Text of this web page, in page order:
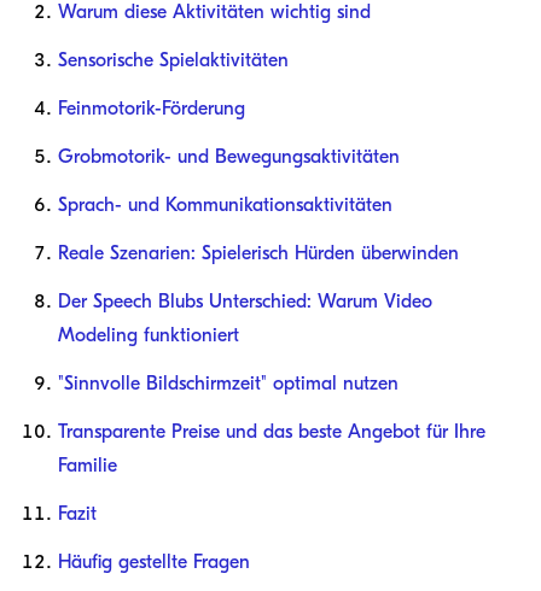
Warum diese Aktivitäten wichtig sind
Sensorische Spielaktivitäten
Feinmotorik-Förderung
Grobmotorik- und Bewegungsaktivitäten
Sprach- und Kommunikationsaktivitäten
Reale Szenarien: Spielerisch Hürden überwinden
Der Speech Blubs Unterschied: Warum Video
Modeling funktioniert
"Sinnvolle Bildschirmzeit" optimal nutzen
Transparente Preise und das beste Angebot für Ihre
Familie
Fazit
Häufig gestellte Fragen